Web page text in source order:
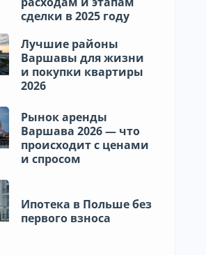
сделки в 2025 году
Лучшие районы
Варшавы для жизни
и покупки квартиры
2026
Рынок аренды
Варшава 2026 — что
происходит с ценами
и спросом
Ипотека в Польше без
первого взноса